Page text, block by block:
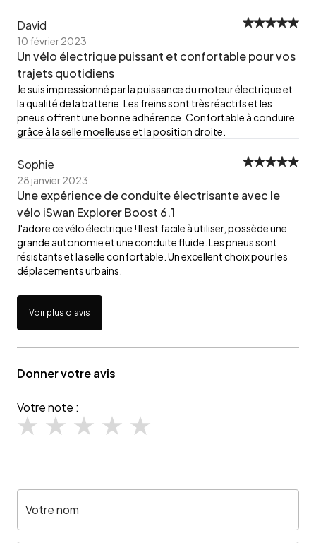
David
10 février 2023
Un vélo électrique puissant et confortable pour vos
trajets quotidiens
Je suis impressionné par la puissance du moteur électrique et
la qualité de la batterie. Les freins sont très réactifs et les
pneus offrent une bonne adhérence. Confortable à conduire
grâce à la selle moelleuse et la position droite.
Sophie
28 janvier 2023
Une expérience de conduite électrisante avec le
vélo iSwan Explorer Boost 6.1
J'adore ce vélo électrique ! Il est facile à utiliser, possède une
grande autonomie et une conduite fluide. Les pneus sont
résistants et la selle confortable. Un excellent choix pour les
déplacements urbains.
Voir plus d'avis
Donner votre avis
Votre note :
Votre nom